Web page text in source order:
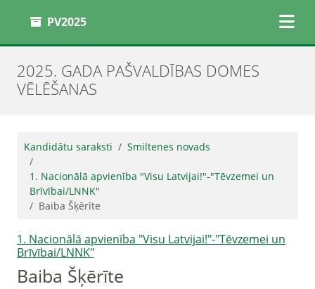
PV2025
2025. GADA PAŠVALDĪBAS DOMES
VĒLĒŠANAS
Kandidātu saraksti Smiltenes novads
1. Nacionālā apvienība "Visu Latvijai!"-"Tēvzemei un
Brīvībai/LNNK"
Baiba Šķērīte
1. Nacionālā apvienība "Visu Latvijai!"-"Tēvzemei un
Brīvībai/LNNK"
Baiba Šķērīte